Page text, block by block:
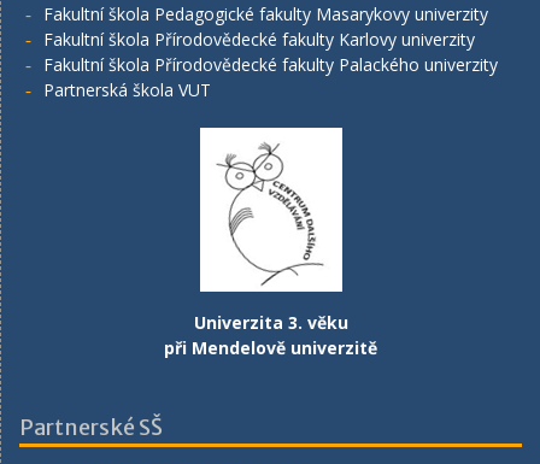
Fakultní škola Pedagogické fakulty Masarykovy univerzity
Fakultní škola Přírodovědecké fakulty Karlovy univerzity
Fakultní škola Přírodovědecké fakulty Palackého univerzity
Partnerská škola VUT
Univerzita 3. věku
při Mendelově univerzitě
Partnerské SŠ